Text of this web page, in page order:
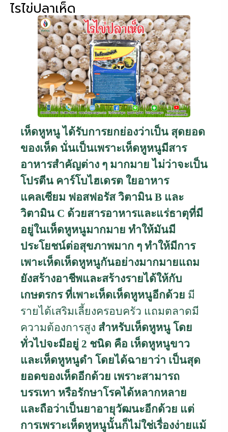
ไรไข่ปลาเห็ด
เห็ดหูหนู ได้รับการยกย่องว่าเป็น สุดยอด
ของเห็ด นั่นเป็นเพราะเห็ดหูหนูมีสาร
อาหารสำคัญต่าง ๆ มากมาย ไม่ว่าจะเป็น
โปรตีน คาร์โบไฮเดรต ใยอาหาร
แคลเซียม ฟอสฟอรัส วิตามิน B และ
วิตามิน C ด้วยสารอาหารและแร่ธาตุที่มี
อยู่ในเห็ดหูหนูมากมาย ทำให้มันมี
ประโยชน์ต่อสุขภาพมาก ๆ ทำให้มีการ
เพาะเห็ดเห็ดหูหนูกันอย่างมากมายแถม
ยังสร้างอาชีพและสร้างรายได้ให้กับ
เกษตรกร ที่เพาะเห็ดเห็ดหูหนูอีกด้วย มี
รายได้เสริมเลี้ยงครอบครัว แถมตลาดมี
ความต้องการสูง สำหรับเห็ดหูหนู โดย
ทั่วไปจะมีอยู่ 2 ชนิด คือ เห็ดหูหนูขาว
และเห็ดหูหนูดำ โดยได้ฉายาว่า เป็นสุด
ยอดของเห็ดอีกด้วย เพราะสามารถ
บรรเทา หรือรักษาโรคได้หลากหลาย
และถือว่าเป็นยาอายุวัฒนะอีกด้วย แต่
การเพราะเห็ดหูหนูนั้นก็ไม่ใช่เรื่องง่ายแม้